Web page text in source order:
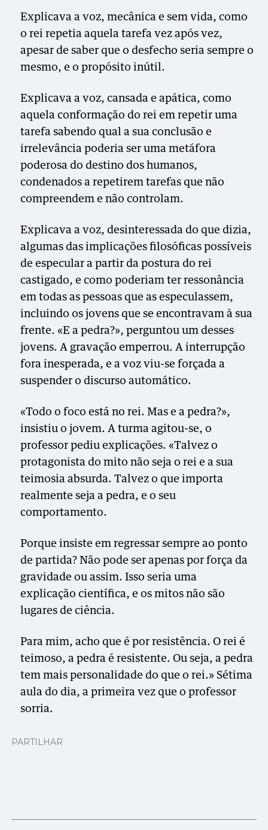
Explicava a voz, mecânica e sem vida, como
o rei repetia aquela tarefa vez após vez,
apesar de saber que o desfecho seria sempre o
mesmo, e o propósito inútil.
Explicava a voz, cansada e apática, como
aquela conformação do rei em repetir uma
tarefa sabendo qual a sua conclusão e
irrelevância poderia ser uma metáfora
poderosa do destino dos humanos,
condenados a repetirem tarefas que não
compreendem e não controlam.
Explicava a voz, desinteressada do que dizia,
algumas das implicações filosóficas possíveis
de especular a partir da postura do rei
castigado, e como poderiam ter ressonância
em todas as pessoas que as especulassem,
incluindo os jovens que se encontravam à sua
frente. «E a pedra?», perguntou um desses
jovens. A gravação emperrou. A interrupção
fora inesperada, e a voz viu-se forçada a
suspender o discurso automático.
«Todo o foco está no rei. Mas e a pedra?»,
insistiu o jovem. A turma agitou-se, o
professor pediu explicações. «Talvez o
protagonista do mito não seja o rei e a sua
teimosia absurda. Talvez o que importa
realmente seja a pedra, e o seu
comportamento.
Porque insiste em regressar sempre ao ponto
de partida? Não pode ser apenas por força da
gravidade ou assim. Isso seria uma
explicação científica, e os mitos não são
lugares de ciência.
Para mim, acho que é por resistência. O rei é
teimoso, a pedra é resistente. Ou seja, a pedra
tem mais personalidade do que o rei.» Sétima
aula do dia, a primeira vez que o professor
sorria.
PARTILHAR